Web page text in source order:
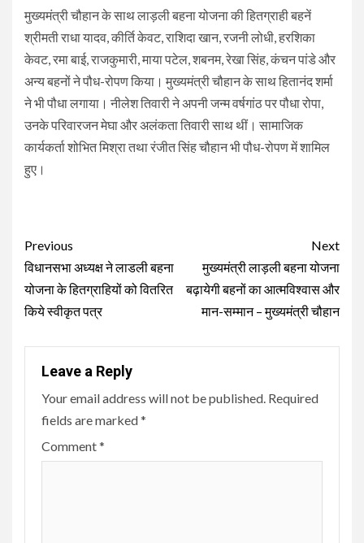
मुख्यमंत्री चौहान के साथ लाड़ली बहना योजना की हितग्राही बहनें
श्रीमती राधा यादव, कीर्ति केवट, राशिदा खान, रजनी लोधी, हरशिका
केवट, रमा बाई, राजकुमारी, माया पटेल, शबनम, रेखा सिंह, कंचन पांडे और
अन्य बहनों ने पौध-रोपण किया। मुख्यमंत्री चौहान के साथ हितानंद शर्मा
ने भी पौधा लगाया। नीलेश तिवारी ने अपनी जन्म वर्षगांठ पर पौधा रोपा,
उनके परिवारजन मेघा और अलंकता तिवारी साथ थीं। सामाजिक
कार्यकर्ता शोभित मिश्रा तथा रंजीत सिंह चौहान भी पौध-रोपण में शामिल
हुए।
Continue
Reading
Previous
विधानसभा अध्यक्ष ने लाडली बहना
योजना के हितग्राहियों को वितरित
किये स्वीकृत पत्र
Next
मुख्यमंत्री लाड़ली बहना योजना
बढ़ायेगी बहनों का आत्मविश्वास और
मान-सम्मान – मुख्यमंत्री चौहान
Leave a Reply
Your email address will not be published. Required
fields are marked*
Comment*